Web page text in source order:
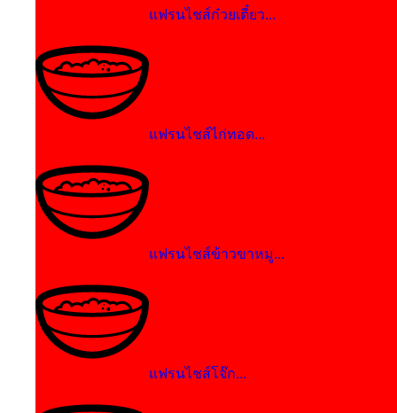
แฟรนไชส์ก๋วยเตี๋ยว...
แฟรนไชส์ไก่ทอด...
แฟรนไชส์ข้าวขาหมู...
แฟรนไชส์โจ๊ก...